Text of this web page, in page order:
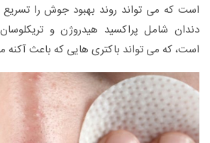
است که می تواند روند بهبود جوش را تسریع
دندان شامل پراکسید هیدروژن و
است، که می تواند باکتری هایی که باعث آکنه